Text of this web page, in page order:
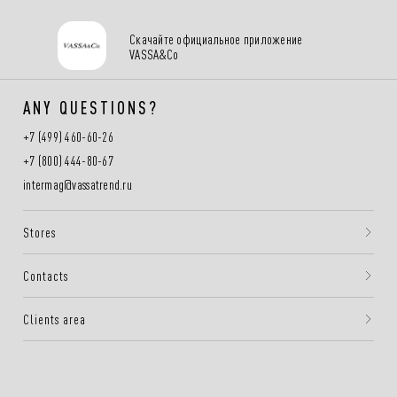
Скачайте официальное приложение
VASSA&Co
ANY QUESTIONS?
+7 (499) 460-60-26
+7 (800) 444-80-67
intermag@vassatrend.ru
Stores
Contacts
Clients area